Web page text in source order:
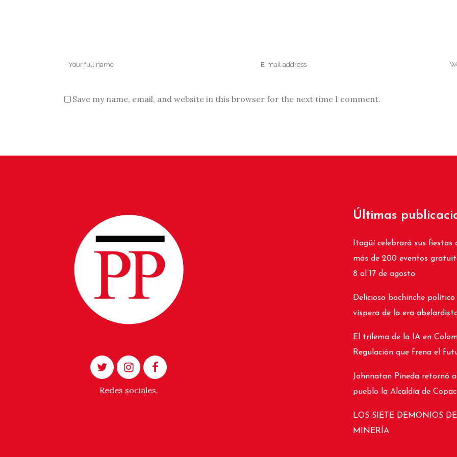
Save my name, email, and website in this browser for the next time I comment.
Redes sociales.
Últimas
Itagüí celebrará sus fiestas
más de 200 eventos
8 al 17 de agosto
Delicioso bochinche político
víspera de la era
El trilema de la IA en
Regulación que frena el
Johnnatan Pineda retornó
pueblo la Alcaldía de
LOS SIETE DEMONIOS
MINERÍA